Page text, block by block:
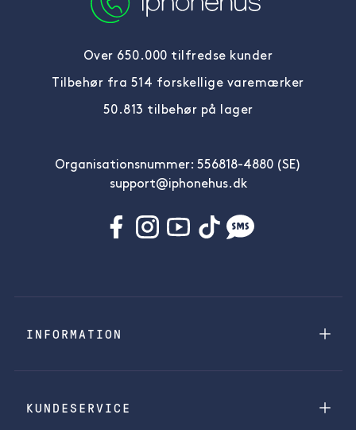
Over 650.000 tilfredse kunder
Tilbehør fra 514 forskellige varemærker
50.813 tilbehør på lager
Organisationsnummer: 556818-4880 (SE)
support@iphonehus.dk
INFORMATION
KUNDESERVICE